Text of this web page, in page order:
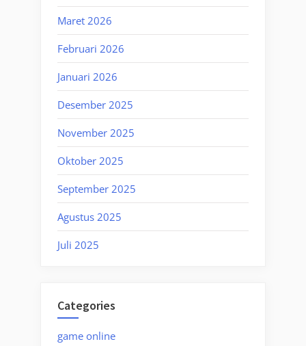
Maret 2026
Februari 2026
Januari 2026
Desember 2025
November 2025
Oktober 2025
September 2025
Agustus 2025
Juli 2025
Categories
game online